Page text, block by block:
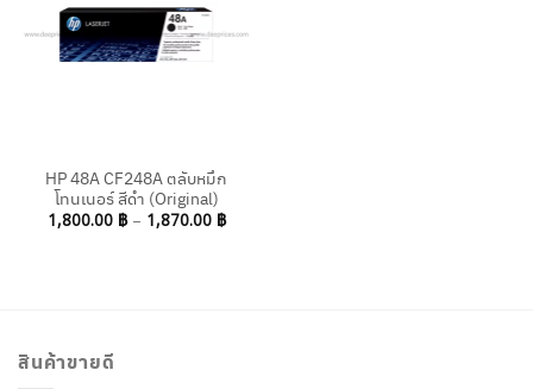
HP 48A CF248A ตลับหมึก
โทนเนอร์ สีดำ (Original)
1,800.00 ฿ – 1,870.00 ฿Price
range:
สินค้าขายดี